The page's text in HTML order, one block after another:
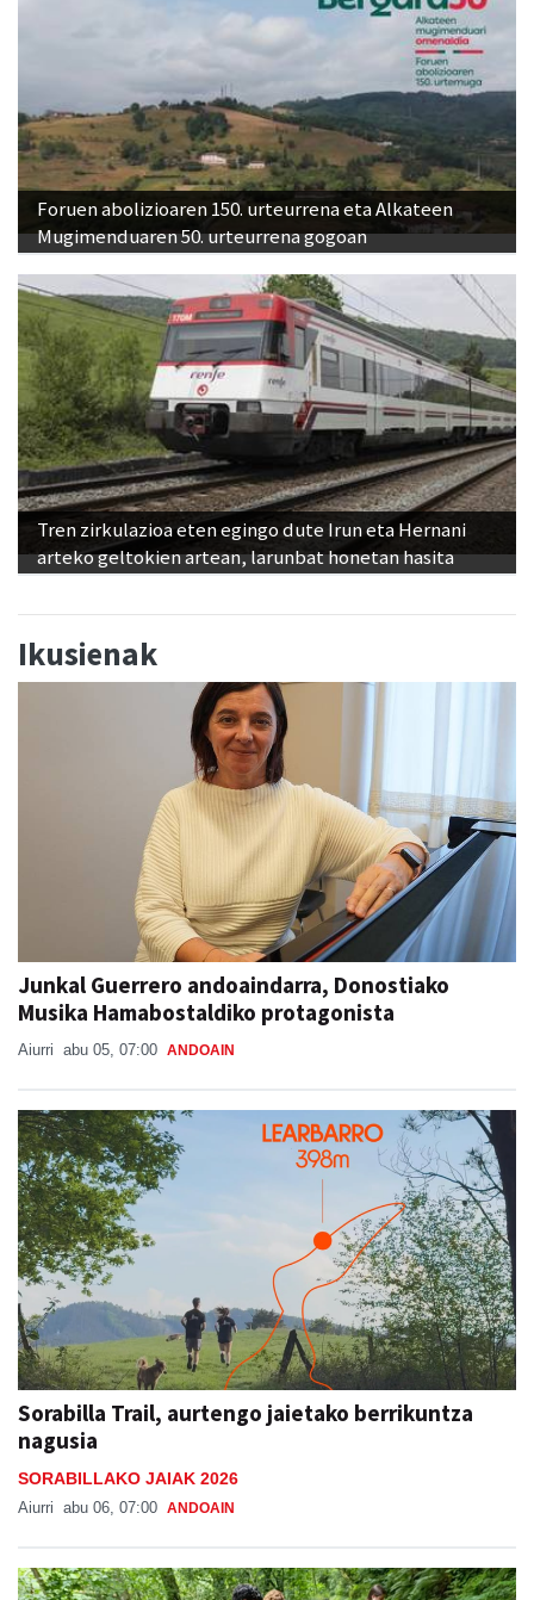
Foruen abolizioaren 150. urteurrena eta Alkateen
Mugimenduaren 50. urteurrena gogoan
Tren zirkulazioa eten egingo dute Irun eta Hernani
arteko geltokien artean, larunbat honetan hasita
Junkal Guerrero andoaindarra, Donostiako
Musika Hamabostaldiko protagonista
Aiurri abu 05, 07:00
Sorabilla Trail, aurtengo jaietako berrikuntza
nagusia
SORABILLAKO JAIAK 2026
Aiurri